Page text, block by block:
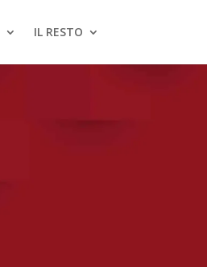
IL RESTO